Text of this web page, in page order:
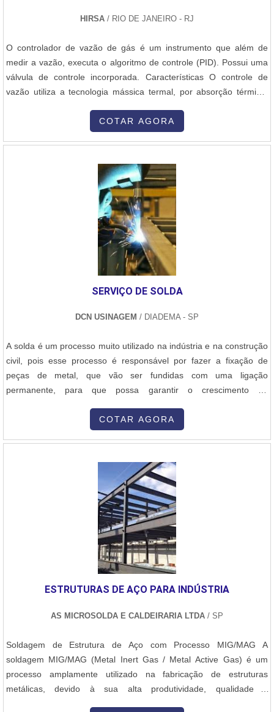
HIRSA / RIO DE JANEIRO - RJ
O controlador de vazão de gás é um instrumento que além de
medir a vazão, executa o algoritmo de controle (PID). Possui uma
válvula de controle incorporada. Características O controle de
vazão utiliza a tecnologia mássica termal, por absorção térmica,
batelada, e em sistemas de vaporização. Além disso, trabalha com
COTAR AGORA
SERVIÇO DE SOLDA
DCN USINAGEM / DIADEMA - SP
A solda é um processo muito utilizado na indústria e na construção
civil, pois esse processo é responsável por fazer a fixação de
peças de metal, que vão ser fundidas com uma ligação
permanente, para que possa garantir o crescimento da
uma alta qualidade. O serviço de solda é feito a partir de
COTAR AGORA
ESTRUTURAS DE AÇO PARA INDÚSTRIA
AS MICROSOLDA E CALDEIRARIA LTDA / SP
Soldagem de Estrutura de Aço com Processo MIG/MAG A
soldagem MIG/MAG (Metal Inert Gas / Metal Active Gas) é um
processo amplamente utilizado na fabricação de estruturas
metálicas, devido à sua alta produtividade, qualidade e